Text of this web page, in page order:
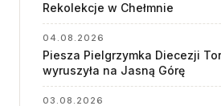
KONTAKT
Msze święte online
Kalendarz liturgiczny
Rekolekcje w Chełmnie
04.08.2026
Piesza Pielgrzymka Diecezji
wyruszyła na Jasną Górę
03.08.2026